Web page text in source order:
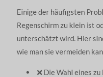
Einige der häufigsten
Regenschirm zu klein ist
unterschätzt wird. Hier
wie man sie vermeiden
❌ Die Wahl eines